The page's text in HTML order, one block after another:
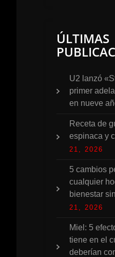
ÚLTIMAS
U2 lanzó
primer
en nueve
Receta de
espinaca y
21, 2026
5 cambios
cualquier
bienestar
21, 2026
Miel: 5
tiene en el
deberían